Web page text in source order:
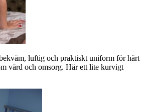
luftig och praktiskt uniform för hårt
vård och omsorg. Här ett lite kurvigt